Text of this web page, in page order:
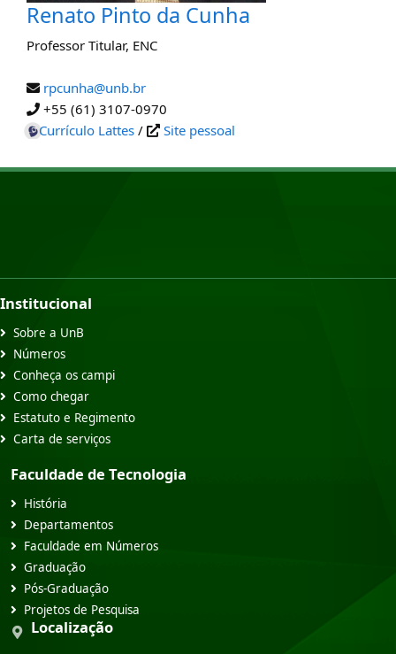
Renato Pinto da Cunha
Professor Titular, ENC
rpcunha@unb.br
+55 (61) 3107-0970
Currículo Lattes / Site pessoal
Institucional
Sobre a UnB
Números
Conheça os campi
Como chegar
Estatuto e Regimento
Carta de serviços
Faculdade de Tecnologia
História
Departamentos
Faculdade em Números
Graduação
Pós-Graduação
Projetos de Pesquisa
Localização